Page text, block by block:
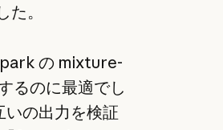
。
の mixture-
るのに最適でし
いの出力を検証